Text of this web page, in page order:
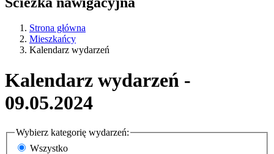
Strona główna
Mieszkańcy
Kalendarz wydarzeń
Kalendarz wydarzeń -
09.05.2024
Wybierz kategorię wydarzeń:
Wszystko